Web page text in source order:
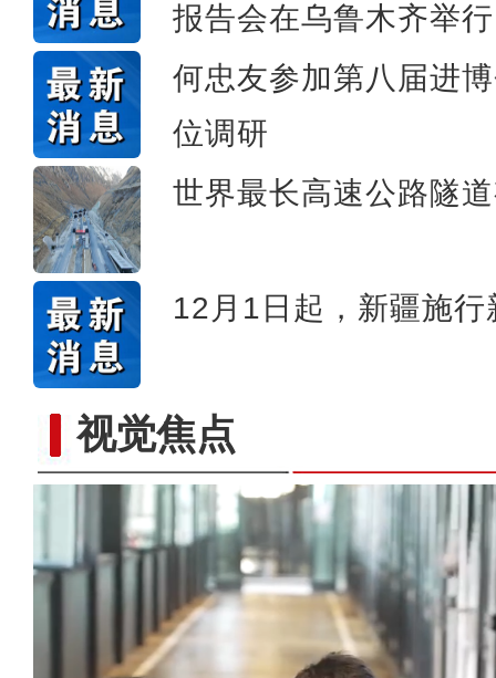
报告会在乌鲁木齐举行
何忠友参加第八届进
位调研
世界最长高速公路隧
12月1日起，新疆施
视觉焦点
侨乡故事 | 阿迪拉：我的
侨乡故事 | 艾斯提拉：把新